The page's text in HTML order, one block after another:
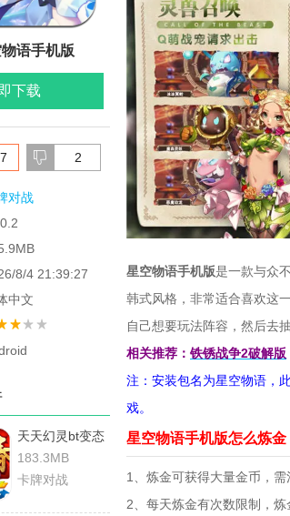
语手机版
下载
2
对战
8/4 21:39:27
中文
天天幻灵bt变态
服通用版
183.3MB
卡牌对战
星空物语手机版是一款与众
韩式风格，非常适合喜欢这
自己想要玩法阵容，然后去
相关推荐： 铁锈战争2破解版
注：安装包名为星空物语，
戏。
星空物语手机版怎么炼金
1、炼金可获得大量金币，需
2、每天炼金有次数限制，